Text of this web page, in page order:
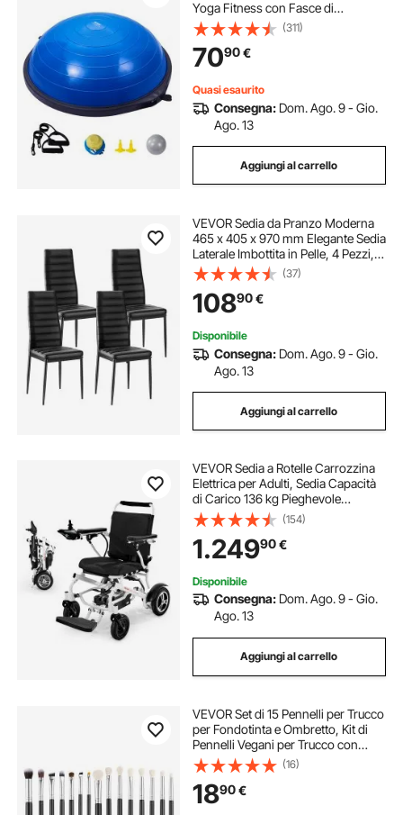
Yoga Fitness con Fasce di
Resistenza e Pompa a Pedale,
Allenamento Corpo di Palestra
Casa, Capacità Portante 680 kg, 64
cm Blu
(311)
7090€
Quasi esaurito
Consegna: Dom. Ago. 9 - Gio.
Ago. 13
Aggiungi al carrello
VEVOR Sedia da Pranzo Moderna
465 x 405 x 970 mm Elegante Sedia
Laterale Imbottita in Pelle, 4 Pezzi,
Capacità di Carico 136 kg per Tavoli
da Pranzo, con Cuscini Spessi e
Gambe in Metallo, Nero
(37)
10890€
Disponibile
Consegna: Dom. Ago. 9 - Gio.
Ago. 13
Aggiungi al carrello
VEVOR Sedia a Rotelle Carrozzina
Elettrica per Adulti, Sedia Capacità
di Carico 136 kg Pieghevole
Leggera Motorizzata Distanza
Autonomia circa 21,3 km, Adatta a
Tutti i Terreni
(154)
1.24990€
Disponibile
Consegna: Dom. Ago. 9 - Gio.
Ago. 13
Aggiungi al carrello
VEVOR Set di 15 Pennelli per Trucco
per Fondotinta e Ombretto, Kit di
Pennelli Vegani per Trucco con
Setole Sintetiche Morbide,
Impugnatura Ergonomica in Legno
e Ghiera in Alluminio, Adatti ai
Viaggi
(16)
1890€